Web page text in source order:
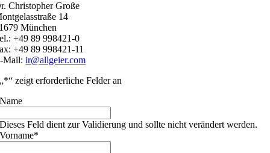
Christopher Große
14
München
+49 89 998421-0
+49 89 998421-11
Mail:ir@allgeier.com
„*“ zeigt erforderliche Felder an
Name
Dieses Feld dient zur Validierung und sollte nicht verändert werden.
Vorname*